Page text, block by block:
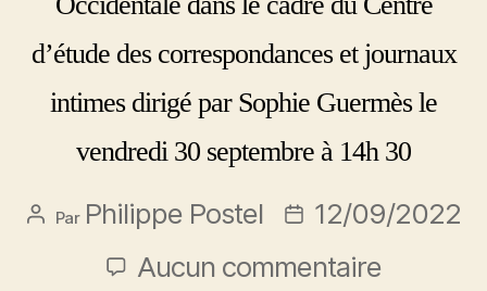
d’étude des correspondances et journaux
intimes dirigé par Sophie Guermès le
vendredi 30 septembre à 14h 30
Par Philippe Postel
12/09/2022
Aucun commentaire